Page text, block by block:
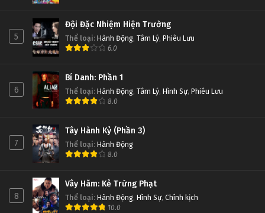
5
Đội Đặc Nhiệm Hiện Trường
Thể loại: Hành Động, Tâm Lý, Phiêu Lưu
6.0
6
Bí Danh: Phần 1
Thể loại: Hành Động, Tâm Lý, Hình Sự, Phiêu Lưu
8.0
7
Tây Hành Kỷ (Phần 3)
Thể loại: Hành Động
8.0
8
Vây Hãm: Kẻ Trừng Phạt
Thể loại: Hành Động, Hình Sự, Chính kịch
10.0